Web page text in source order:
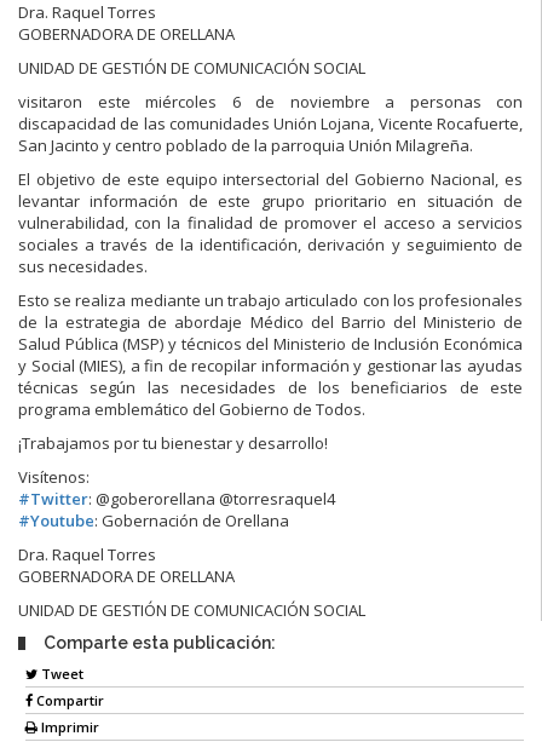
Dra. Raquel Torres
GOBERNADORA DE ORELLANA
UNIDAD DE GESTIÓN DE COMUNICACIÓN SOCIAL
visitaron este miércoles 6 de noviembre a personas con
discapacidad de las comunidades Unión Lojana, Vicente Rocafuerte,
San Jacinto y centro poblado de la parroquia Unión Milagreña.
El objetivo de este equipo intersectorial del Gobierno Nacional, es
levantar información de este grupo prioritario en situación de
vulnerabilidad, con la finalidad de promover el acceso a servicios
sociales a través de la identificación, derivación y seguimiento de
sus necesidades.
Esto se realiza mediante un trabajo articulado con los profesionales
de la estrategia de abordaje Médico del Barrio del Ministerio de
Salud Pública (MSP) y técnicos del Ministerio de Inclusión Económica
y Social (MIES), a fin de recopilar información y gestionar las ayudas
técnicas según las necesidades de los beneficiarios de este
programa emblemático del Gobierno de Todos.
¡Trabajamos por tu bienestar y desarrollo!
Visítenos:
#Twitter: @goberorellana @torresraquel4
#Youtube: Gobernación de Orellana
Dra. Raquel Torres
GOBERNADORA DE ORELLANA
UNIDAD DE GESTIÓN DE COMUNICACIÓN SOCIAL
Comparte esta publicación:
Tweet
Compartir
Imprimir